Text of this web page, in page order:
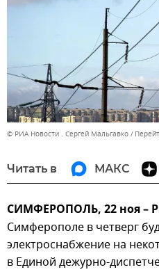
© РИА Новости . Сергей Мальгавко
Читать в МАКС
СИМФЕРОПОЛЬ, 22 ноя –
Симферополе в четверг
электроснабжение на
в Единой дежурно-